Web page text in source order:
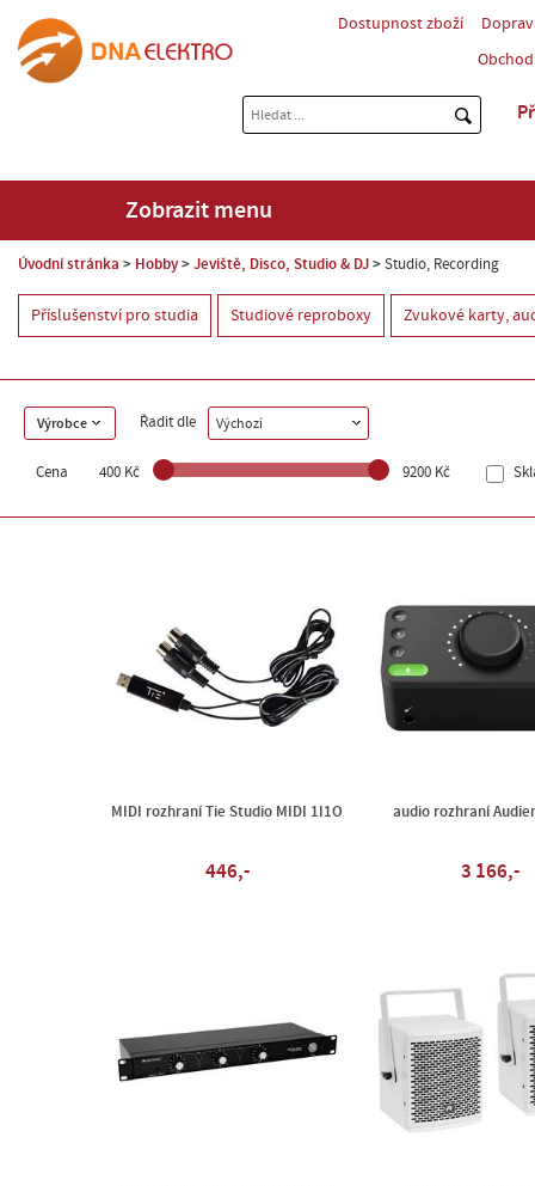
Dostupnost zboží
Zobrazit menu
Úvodní stránka Hobby Jeviště, Disco, Studio & DJ Studio, Recording
Příslušenství pro studia Studiové reproboxy Zvukové karty,
Výrobce Řadit dle Výchozí
Cena 400 Kč 9200 Kč
MIDI rozhraní Tie Studio MIDI 1I1O
446,-
audio rozhraní
3 166,-